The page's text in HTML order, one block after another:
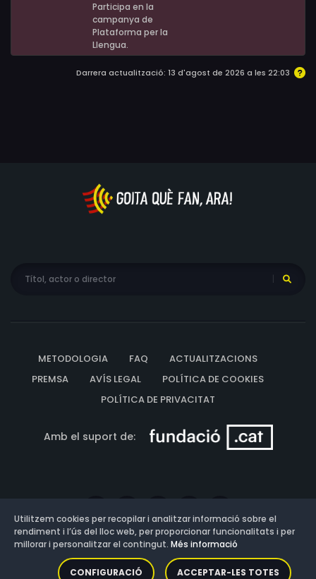
Participa en la
campanya de
Plataforma per la
Llengua.
Darrera actualització: 13 d'agost de 2026 a les 22:03
METODOLOGIA FAQ
ACTUALITZACIONS
PREMSA
AVÍS LEGAL
POLÍTICA DE COOKIES
POLÍTICA DE PRIVACITAT
Amb el suport de:
Versió: 3.13.0.202607011342
Utilitzem cookies per recopilar i analitzar informació sobre el
rendiment i l’ús del lloc web, per proporcionar funcionalitats i per
millorar i personalitzar el contingut. Més informació
CONFIGURACIÓ ACCEPTAR-LES TOTES